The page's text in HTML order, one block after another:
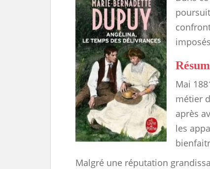
Mai
métier
après
les
Malgré une réputation